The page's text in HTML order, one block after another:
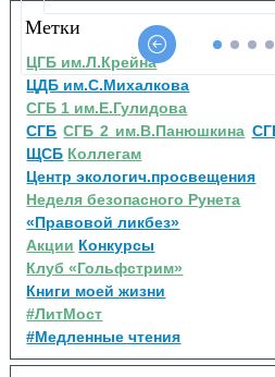
Метки
ЦГБ им.Л.Крейна
ЦДБ им.С.Михалкова
СГБ 1 им.Е.Гулидова
СГБ СГБ 2 им.В.Панюшкина
ЩСБ Коллегам
Центр экологич.просвещения
Неделя безопасного Рунета
«Правовой ликбез»
Акции Конкурсы
Клуб «Гольфстрим»
Книги моей жизни
#ЛитМост
#Медленные чтения